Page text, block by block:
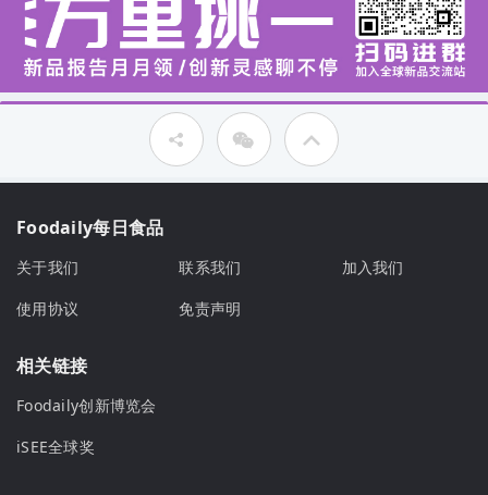
Foodaily每日食品
关于我们 联系我们
加入我们
使用协议
免责声明
相关链接
Foodaily创新博览会
iSEE全球奖